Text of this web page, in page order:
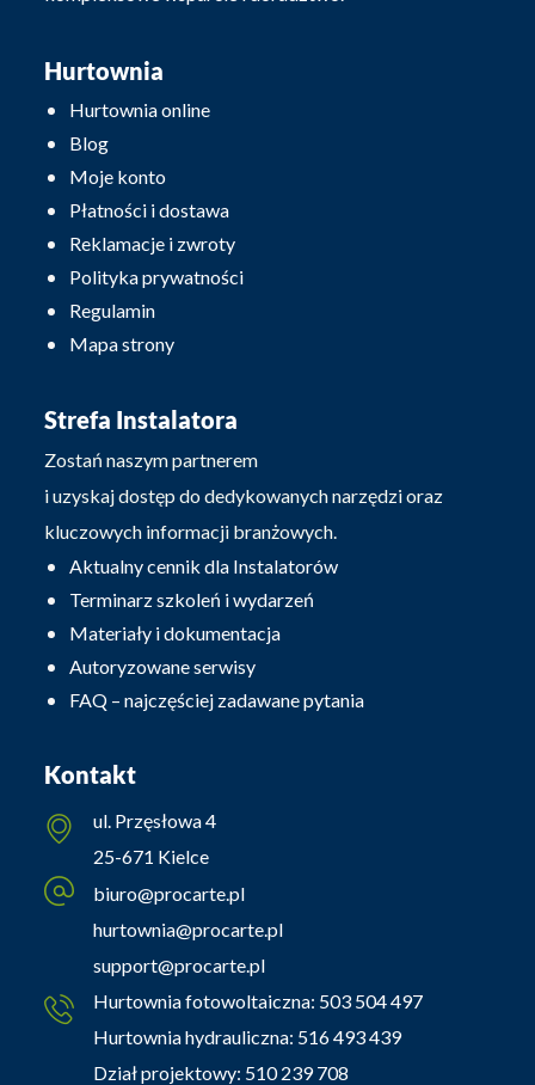
Hurtownia
Hurtownia online
Blog
Moje konto
Płatności i dostawa
Reklamacje i zwroty
Polityka prywatności
Regulamin
Mapa strony
Strefa Instalatora
Zostań naszym partnerem
i uzyskaj dostęp do dedykowanych narzędzi oraz
kluczowych informacji branżowych.
Aktualny cennik dla Instalatorów
Terminarz szkoleń i wydarzeń
Materiały i dokumentacja
Autoryzowane serwisy
FAQ – najczęściej zadawane pytania
Kontakt
ul. Przęsłowa 4
25-671 Kielce
biuro@procarte.pl
hurtownia@procarte.pl
support@procarte.pl
Hurtownia fotowoltaiczna: 503 504 497
Hurtownia hydrauliczna: 516 493 439
Dział projektowy: 510 239 708